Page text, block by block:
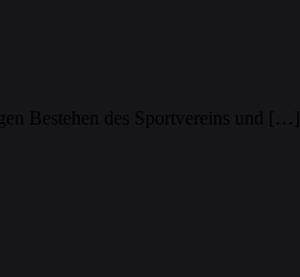
Bestehen des Sportvereins und […]